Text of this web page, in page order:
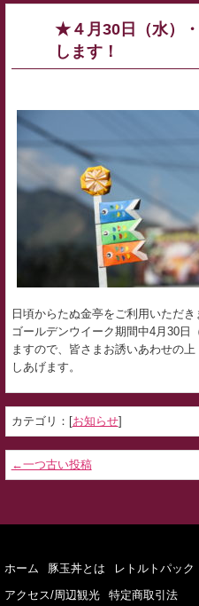
★４月30日（水）
します！
日頃からたぬ金亭をご利用いただ
ゴールデンウイーク期間中4月30日
ますので、皆さまお誘いあわせの
しあげます。
カテゴリ：[お知らせ]
←一つ古い投稿
ホーム 豚玉丼とは レトルトパック
アクセス/周辺観光
特定商取引法